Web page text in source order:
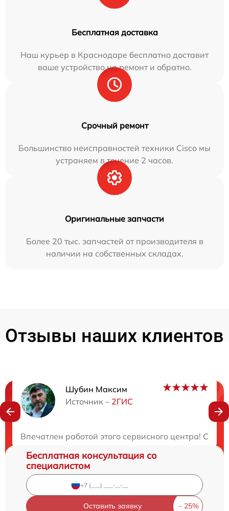
Бесплатная доставка
Наш курьер в Краснодаре бесплатно доставит
ваше устройство на ремонт и обратно.
Срочный ремонт
Большинство неисправностей техники Cisco мы
устраняем в течение 2 часов.
Оригинальные запчасти
Более 20 тыс. запчастей от производителя в
наличии на собственных складах.
Отзывы наших клиентов
Шубин Максим
Источник – 2ГИС
Впечатлен работой этого сервисного центра!
Нужна консультация?
Бесплатная консультация со
специалистом
Оставить заявку